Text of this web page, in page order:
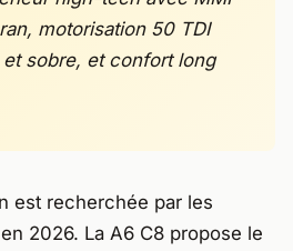
motorisation 50 TDI
sobre, et confort long
est recherchée par les
2026. La A6 C8 propose le